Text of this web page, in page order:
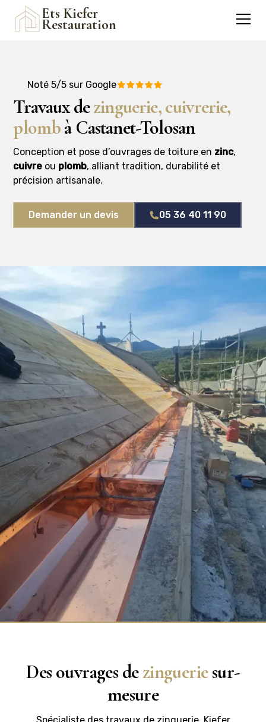
Ets Kiefer
Restauration
Noté 5/5 sur Google
Travaux dezinguerie, cuivrerie,
plombà Castanet-Tolosan
Conception et pose d’ouvrages de toiture en zinc,
cuivre ou plomb, alliant tradition, durabilité et
précision artisanale.
Demander un devis 05 36 40 11 90
Des ouvrages dezingueriesur-
mesure